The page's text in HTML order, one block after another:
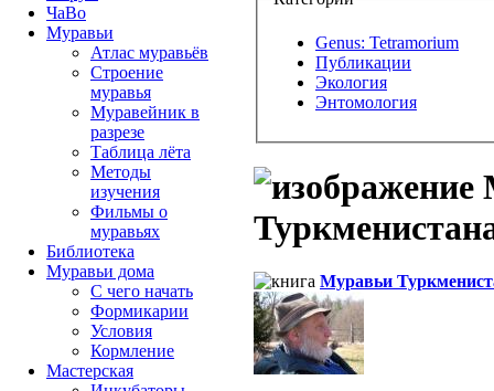
Genus: Tetramorium
Публикации
Экология
Энтомология
Муравьи
ЧаВо
Муравьи
Атлас муравьёв
Строение
муравья
Муравейник в
разрезе
Таблица лёта
Методы
изучения
Фильмы о
муравьях
Библиотека
Муравьи дома
С чего начать
Формикарии
Условия
Кормление
Мастерская